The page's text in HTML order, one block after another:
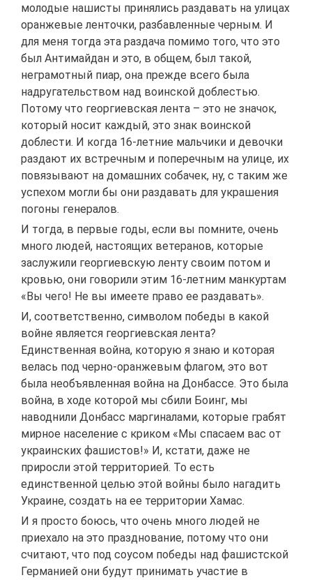
молодые нашисты принялись раздавать на улицах
оранжевые ленточки, разбавленные черным. И
для меня тогда эта раздача помимо того, что это
был Антимайдан и это, в общем, был такой,
неграмотный пиар, она прежде всего была
надругательством над воинской доблестью.
Потому что георгиевская лента – это не значок,
который носит каждый, это знак воинской
доблести. И когда 16-летние мальчики и девочки
раздают их встречным и поперечным на улице, их
повязывают на домашних собачек, ну, с таким же
успехом могли бы они раздавать для украшения
погоны генералов.
И тогда, в первые годы, если вы помните, очень
много людей, настоящих ветеранов, которые
заслужили георгиевскую ленту своим потом и
кровью, они говорили этим 16-летним манкуртам
«Вы чего! Не вы имеете право ее раздавать».
И, соответственно, символом победы в какой
войне является георгиевская лента?
Единственная война, которую я знаю и которая
велась под черно-оранжевым флагом, это вот
была необъявленная война на Донбассе. Это была
война, в ходе которой мы сбили Боинг, мы
наводнили Донбасс маргиналами, которые грабят
мирное население с криком «Мы спасаем вас от
украинских фашистов!» И, кстати, даже не
приросли этой территорией. То есть
единственной целью этой войны было нагадить
Украине, создать на ее территории Хамас.
И я просто боюсь, что очень много людей не
приехало на это празднование, потому что они
считают, что под соусом победы над фашистской
Германией они будут принимать участие в